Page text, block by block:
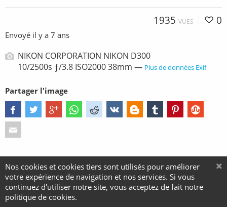
1935 VUES 0
Envoyé il y a 7 ans
NIKON CORPORATION NIKON D300
10/2500s ƒ/3.8 ISO2000 38mm — Plus de données Exif
Partager l'image
Nos cookies et cookies tiers sont utilisés pour améliorer
votre expérience de navigation et nos services. Si vous
continuez d'utiliser notre site, vous acceptez de fait notre
politique de cookies.